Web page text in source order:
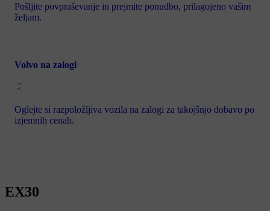
Pošljite povpraševanje in prejmite ponudbo, prilagojeno vašim
željam.
Volvo na zalogi
Oglejte si razpoložljiva vozila na zalogi za takojšnjo dobavo po
izjemnih cenah.
EX30